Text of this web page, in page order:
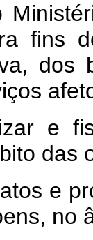
fins
dos
das
e
no